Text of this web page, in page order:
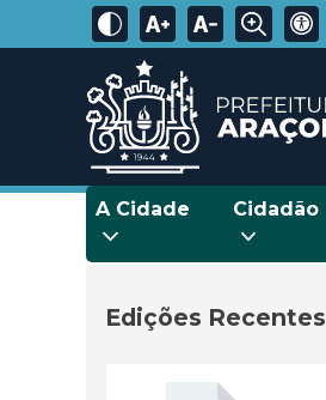
A Cidade Cidadão
Edições Recentes